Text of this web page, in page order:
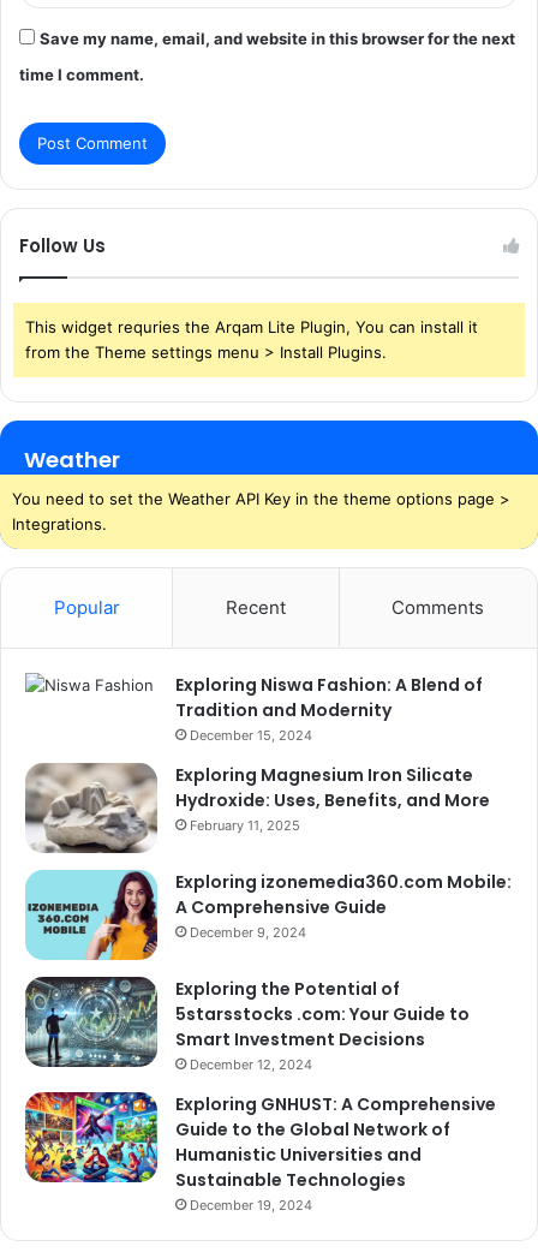
Save my name, email, and website in this browser for the next
time I comment.
Follow Us
This widget requries the Arqam Lite Plugin, You can install it
from the Theme settings menu > Install Plugins.
Weather
You need to set the Weather API Key in the theme options page >
Integrations.
Popular Recent Comments
Exploring Niswa Fashion: A Blend of
Tradition and Modernity
December 15, 2024
Exploring Magnesium Iron Silicate
Hydroxide: Uses, Benefits, and More
February 11, 2025
Exploring izonemedia360.com Mobile:
A Comprehensive Guide
December 9, 2024
Exploring the Potential of
5starsstocks .com: Your Guide to
Smart Investment Decisions
December 12, 2024
Exploring GNHUST: A Comprehensive
Guide to the Global Network of
Humanistic Universities and
Sustainable Technologies
December 19, 2024